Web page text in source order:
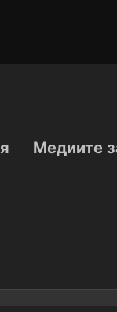
Медиите